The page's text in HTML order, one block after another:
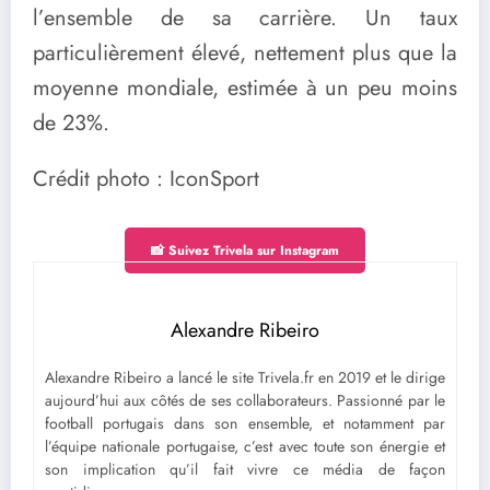
l’ensemble de sa carrière. Un taux
particulièrement élevé, nettement plus que la
moyenne mondiale, estimée à un peu moins
de 23%.
Crédit photo : IconSport
📸 Suivez Trivela sur Instagram
Alexandre Ribeiro
Alexandre Ribeiro a lancé le site Trivela.fr en 2019 et le dirige
aujourd’hui aux côtés de ses collaborateurs. Passionné par le
football portugais dans son ensemble, et notamment par
l’équipe nationale portugaise, c’est avec toute son énergie et
son implication qu’il fait vivre ce média de façon